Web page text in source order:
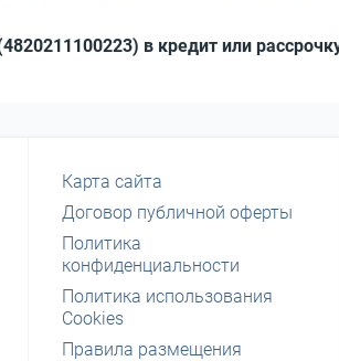
в кредит или
Карта сайта
Договор публичной оферты
Политика
конфиденциальности
Политика использования
Cookies
Правила размещения